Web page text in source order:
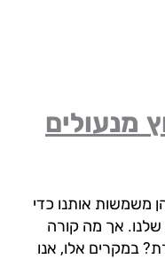
אותנו כדי
אך מה קורה
אלו, אנו